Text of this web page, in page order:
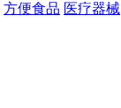
方便食品 医疗器械